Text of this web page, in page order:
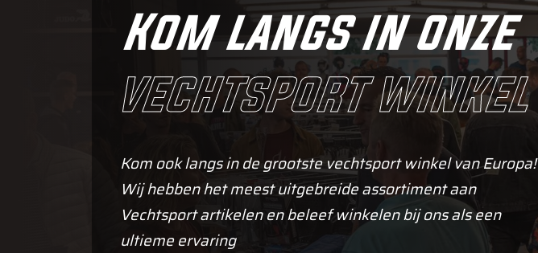
Kom langs in onze
vechtsport winkel
Kom ook langs in de grootste vechtsport winkel van Europa!
Wij hebben het meest uitgebreide assortiment aan
Vechtsport artikelen en beleef winkelen bij ons als een
ultieme ervaring